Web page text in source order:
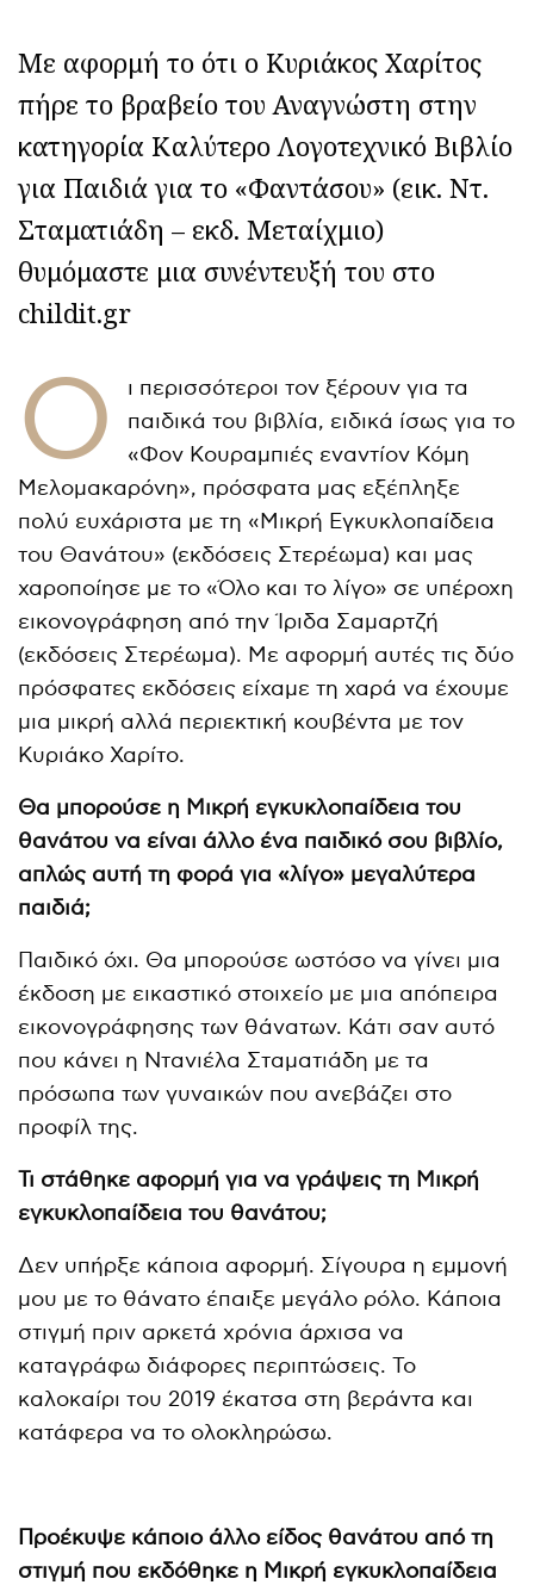
Με αφορμή το ότι ο Κυριάκος Χαρίτος
πήρε το βραβείο του Αναγνώστη στην
κατηγορία Καλύτερο Λογοτεχνικό Βιβλίο
για Παιδιά για το «Φαντάσου» (εικ. Ντ.
Σταματιάδη – εκδ. Μεταίχμιο)
θυμόμαστε μια συνέντευξή του στο
childit.gr
Ο
ι περισσότεροι τον ξέρουν για τα
παιδικά του βιβλία, ειδικά ίσως για το
«Φον Κουραμπιές εναντίον Κόμη
Μελομακαρόνη», πρόσφατα μας εξέπληξε
πολύ ευχάριστα με τη «Μικρή Εγκυκλοπαίδεια
του Θανάτου» (εκδόσεις Στερέωμα) και μας
χαροποίησε με το «Όλο και το λίγο» σε υπέροχη
εικονογράφηση από την Ίριδα Σαμαρτζή
(εκδόσεις Στερέωμα). Με αφορμή αυτές τις δύο
πρόσφατες εκδόσεις είχαμε τη χαρά να έχουμε
μια μικρή αλλά περιεκτική κουβέντα με τον
Κυριάκο Χαρίτο.
Θα μπορούσε η Μικρή εγκυκλοπαίδεια του
θανάτου να είναι άλλο ένα παιδικό σου βιβλίο,
απλώς αυτή τη φορά για «λίγο» μεγαλύτερα
παιδιά;
Παιδικό όχι. Θα μπορούσε ωστόσο να γίνει μια
έκδοση με εικαστικό στοιχείο με μια απόπειρα
εικονογράφησης των θάνατων. Κάτι σαν αυτό
που κάνει η Ντανιέλα Σταματιάδη με τα
πρόσωπα των γυναικών που ανεβάζει στο
προφίλ της.
Τι στάθηκε αφορμή για να γράψεις τη Μικρή
εγκυκλοπαίδεια του θανάτου;
Δεν υπήρξε κάποια αφορμή. Σίγουρα η εμμονή
μου με το θάνατο έπαιξε μεγάλο ρόλο. Κάποια
στιγμή πριν αρκετά χρόνια άρχισα να
καταγράφω διάφορες περιπτώσεις. Το
καλοκαίρι του 2019 έκατσα στη βεράντα και
κατάφερα να το ολοκληρώσω.
Προέκυψε κάποιο άλλο είδος θανάτου από τη
στιγμή που εκδόθηκε η Μικρή εγκυκλοπαίδεια